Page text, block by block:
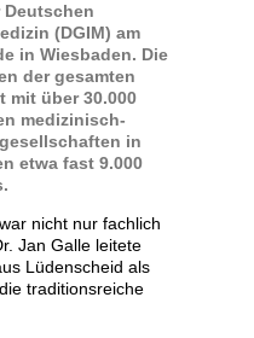
(DGIM) am
in Wiesbaden. Die
der gesamten
mit über 30.000
medizinisch-
in
etwa fast 9.000
nicht nur fachlich
Jan Galle leitete
Lüdenscheid als
traditionsreiche